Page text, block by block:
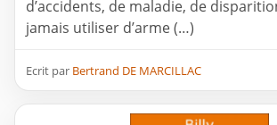
d’accidents, de maladie, de
jamais utiliser d’arme (…)
Ecrit par Bertrand DE MARCILLAC